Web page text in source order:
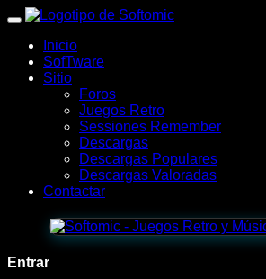
wWw.SofTomiC.org
Foro
Inicio
SofTware
Sitio
Foros
Juegos Retro
Sessiones Remember
Descargas
Descargas Populares
Descargas Valoradas
Contactar
Entrar